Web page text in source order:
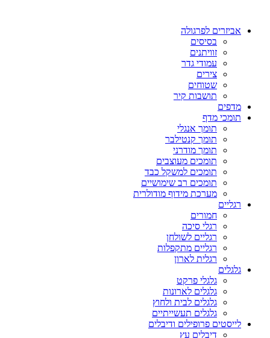
אביזרים לפרגולה
בסיסים
זוויתנים
עמודי גדר
צירים
שטוחים
תושבות קיר
מדפים
תומכי מדף
תומך אנגלי
תומך קנטילבר
תומך מודרני
תומכים מעוצבים
תומכים למשקל כבד
תומכים רב שימושיים
מערכת מידוף מודולרית
רגליים
חמורים
רגלי סיכה
רגליים לשולחן
רגליים מתקפלות
רגלית לארון
גלגלים
גלגלי פרקט
גלגלים לארונות
גלגלים לבית ולחוץ
גלגלים תעשייתיים
לייסטים פרופילים ודיבלים
דיבלים עץ